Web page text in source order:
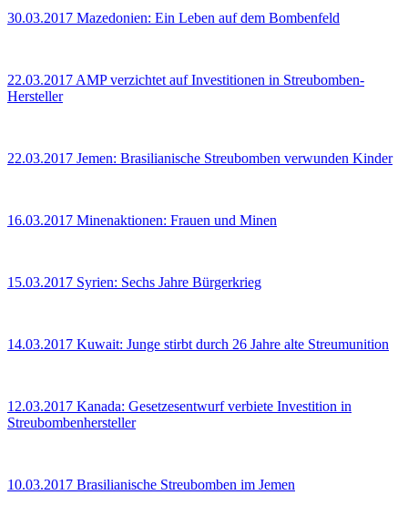
30.03.2017 Mazedonien: Ein Leben auf dem Bombenfeld
22.03.2017AMP verzichtet auf Investitionen in Streubomben-
Hersteller
22.03.2017 Jemen: Brasilianische Streubomben verwunden Kinder
16.03.2017 Minenaktionen: Frauen und Minen
15.03.2017 Syrien: Sechs Jahre Bürgerkrieg
14.03.2017 Kuwait: Junge stirbt durch 26 Jahre alte Streumunition
12.03.2017 Kanada: Gesetzesentwurf verbiete Investition in
Streubombenhersteller
10.03.2017 Brasilianische Streubomben im Jemen